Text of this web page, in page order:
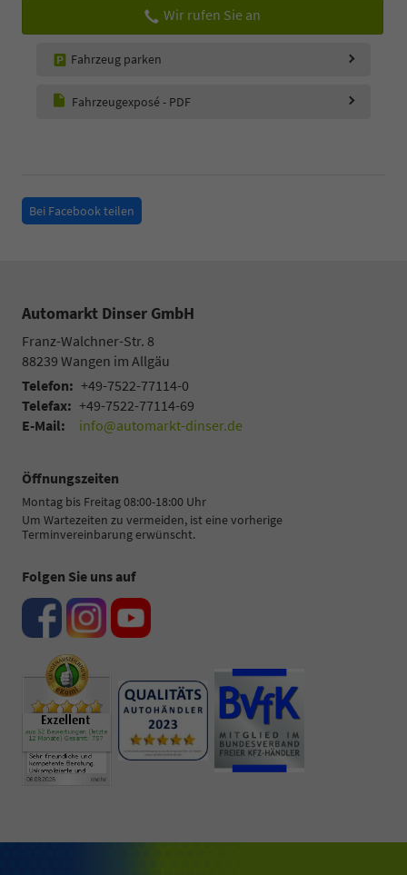
Wir rufen Sie an
Fahrzeug parken
Fahrzeugexposé - PDF
Bei Facebook teilen
Automarkt Dinser GmbH
Franz-Walchner-Str. 8
88239 Wangen im Allgäu
Telefon: +49-7522-77114-0
Telefax: +49-7522-77114-69
E-Mail:
info@automarkt-dinser.de
Öffnungszeiten
Montag bis Freitag 08:00-18:00 Uhr
Um Wartezeiten zu vermeiden, ist eine vorherige
Terminvereinbarung erwünscht.
Folgen Sie uns auf